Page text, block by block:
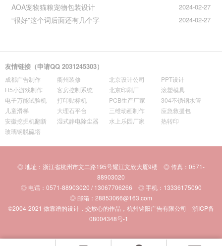
2024-02-27
AOA宠物猫粮宠物包装设计
2024-02-27
“很好”这个词后面还有几个字
友情链接（申请QQ 2031245303）
成都广告制作 衢州装修 北京设计公司
PPT设计
H5小游戏制作
客房控制系统 北京印刷厂
滚塑模具
电子万能试验机
打印贴标机 PCB生产厂家
304不锈钢水管
儿童滑梯
大理石平台 三维动画制作
应急救援包
安徽挖掘机翻新
湿式静电除尘器 水上乐园厂家
热转印
玻璃钢脱硫塔
◎ 地址：浙江省杭州市文二路195号耀江文欣大厦9楼 ◎ 传真：0571-
88903020
◎ 电话：0571-88903020 / 13067706266 ◎ 手机：13336175090
◎ 邮箱：28853066@163.com
©2004-2021 做靠谱的设计，交放心的作品，杭州铭阳广告有限公司 浙ICP备
08004348号-1